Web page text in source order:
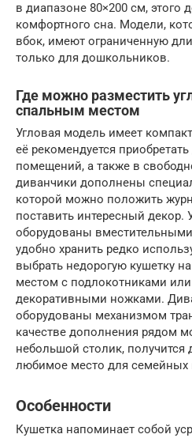
в диапазоне 80×200 см, этого
комфортного сна. Модели,
вбок, имеют ограниченную
только для дошкольников.
Где можно разместить
спальным местом
Угловая модель имеет
её рекомендуется
помещений, а также в
диванчики дополнены
которой можно положить
поставить интересный декор.
оборудованы
удобно хранить редко
выбрать недорогую кушетку
местом с подлокотниками или
декоративными ножками.
оборудованы механизмом
качестве дополнения рядом
небольшой столик, получится
любимое место для семейных
Особенности
Кушетка напоминает собой